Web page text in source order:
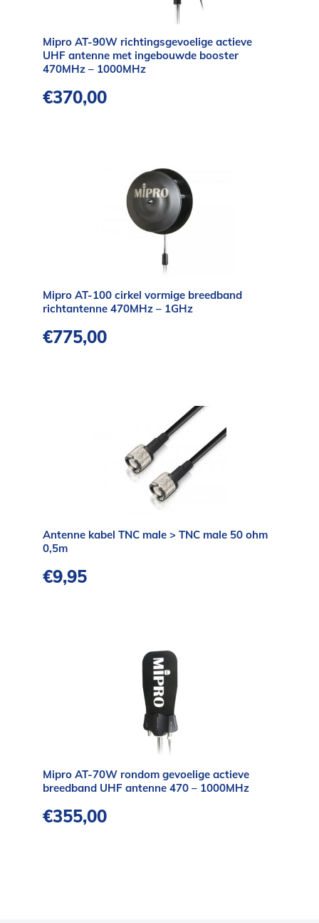
Mipro AT-90W richtingsgevoelige actieve
UHF antenne met ingebouwde booster
470MHz – 1000MHz
€370,00
Mipro AT-100 cirkel vormige breedband
richtantenne 470MHz – 1GHz
€775,00
Antenne kabel TNC male > TNC male 50 ohm
0,5m
€9,95
Mipro AT-70W rondom gevoelige actieve
breedband UHF antenne 470 – 1000MHz
€355,00